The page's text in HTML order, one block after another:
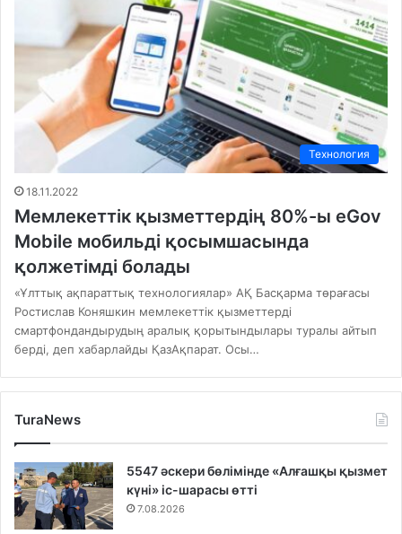
Технология
18.11.2022
Мемлекеттік қызметтердің 80%-ы eGov
Mobile мобильді қосымшасында
қолжетімді болады
«Ұлттық ақпараттық технологиялар» АҚ Басқарма төрағасы
Ростислав Коняшкин мемлекеттік қызметтерді
смартфондандырудың аралық қорытындылары туралы айтып
берді, деп хабарлайды ҚазАқпарат. Осы…
TuraNews
5547 әскери бөлімінде «Алғашқы қызмет
күні» іс-шарасы өтті
7.08.2026